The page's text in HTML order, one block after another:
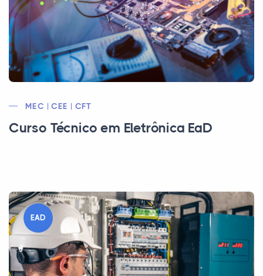
MEC | CEE | CFT
Curso Técnico em Eletrônica EaD
EAD